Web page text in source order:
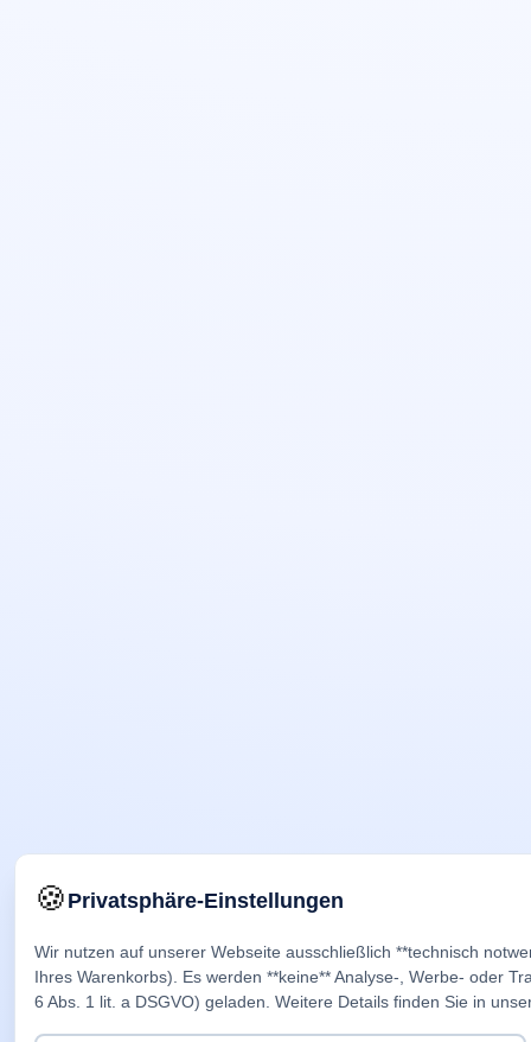
🍪Privatsphäre-Einstellungen
Wir nutzen auf unserer Webseite ausschließlich **technisch
Ihres Warenkorbs). Es werden **keine** Analyse-, Werbe- oder
6 Abs. 1 lit. a DSGVO) geladen. Weitere Details finden Sie in